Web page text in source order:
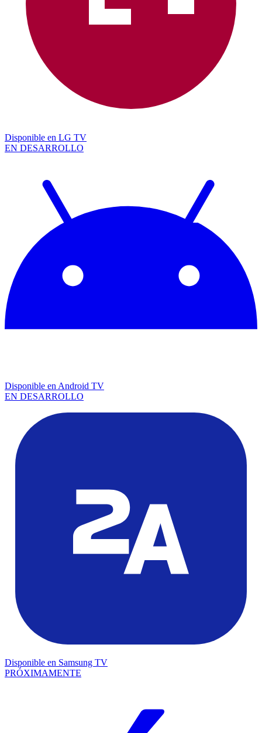
Disponible en LG TV
EN DESARROLLO
Disponible en Android TV
EN DESARROLLO
Disponible en Samsung TV
PRÓXIMAMENTE